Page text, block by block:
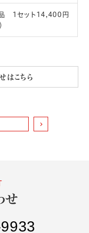
1セット14,400円
はこちら
せ